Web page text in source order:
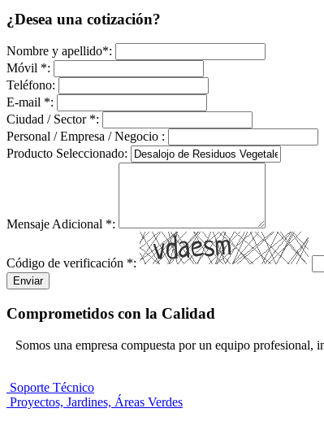
¿Desea una cotización?
Nombre y apellido*:
Móvil *:
Teléfono:
E-mail *:
Ciudad / Sector *:
Personal / Empresa / Negocio :
Producto Seleccionado:
Mensaje Adicional *:
Código de verificación *:
Enviar
Comprometidos con la Calidad
Somos una empresa compuesta por un equipo
Soporte Técnico
Proyectos, Jardines, Áreas Verdes